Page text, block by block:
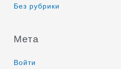
Без рубрики
Мета
Войти